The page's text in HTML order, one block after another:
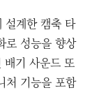
설계한 캠축 타
로 성능을 향상
배기 사운드 또
기능을 포함